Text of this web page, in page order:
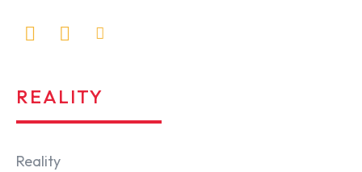
REALITY
Reality